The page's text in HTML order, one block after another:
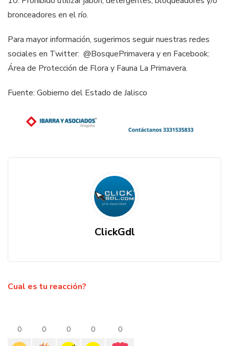
bronceadores en el río.
Para mayor información, sugerimos seguir nuestras redes
sociales en Twitter: @BosquePrimavera y en Facebook:
Área de Protección de Flora y Fauna La Primavera.
Fuente: Gobierno del Estado de Jalisco
ClickGdl
Cual es tu reacción?
0 0 0 0 0